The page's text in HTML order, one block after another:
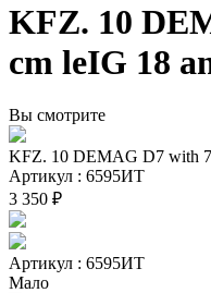
KFZ. 10
cm leIG 18
Вы смотрите
KFZ. 10 DEMAG D7 with
Артикул : 6595ИТ
3 350 ₽
Артикул : 6595ИТ
Мало